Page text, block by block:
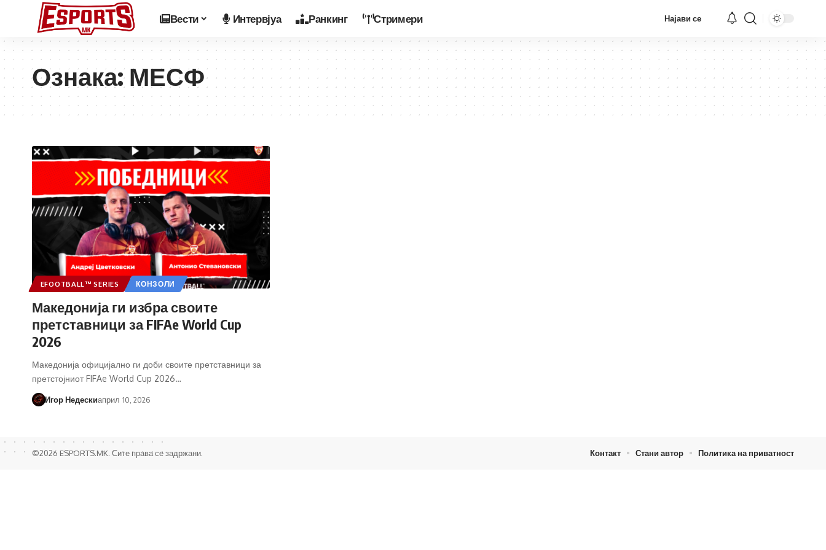
Вести Интервјуа Ранкинг Стримери Најави се
Ознака:МЕСФ
EFOOTBALL™ SERIES КОНЗОЛИ
Македонија ги избра своите
претставници за FIFAe World Cup
2026
Македонија официјално ги доби своите претставници за
претстојниот FIFAe World Cup 2026…
Игор Недескиаприл 10, 2026
©2026 ESPORTS.MK. Сите права се задржани. Контакт Стани автор Политика на приватност